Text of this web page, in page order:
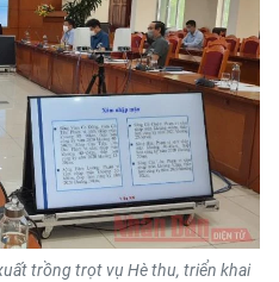
Minh
trồng trọt vụ Hè thu, triển khai